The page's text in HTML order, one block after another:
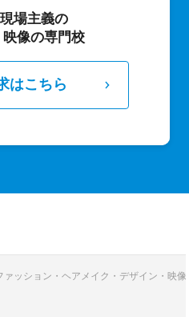
場主義の
像の専門校
はこちら
ッション・ヘアメイク・デザイン・映